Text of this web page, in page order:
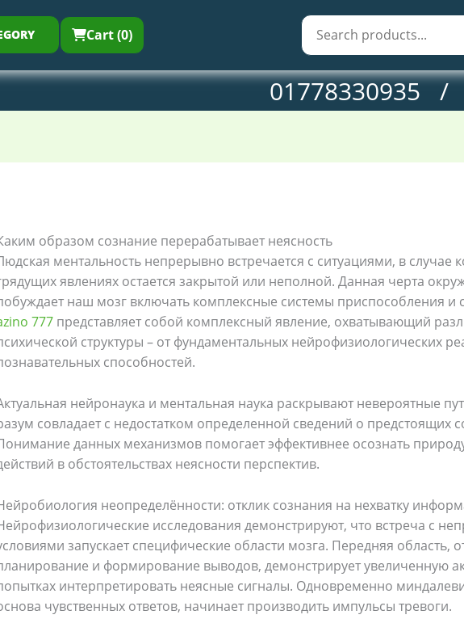
Cart (0)
01778330935 /
образом сознание перерабатывает неясность
ментальность непрерывно встречается с ситуациями, в случае
явлениях остается закрытой или неполной. Данная черта
наш мозг включать комплексные системы приспособления и
777представляет собой комплексный явление, охватывающий
структуры – от фундаментальных нейрофизиологических
способностей.
нейронаука и ментальная наука раскрывают невероятные
совладает с недостатком определенной сведений о предстоящих
данных механизмов помогает эффективнее осознать
в обстоятельствах неясности перспектив.
неопределённости: отклик сознания на нехватку
исследования демонстрируют, что встреча с
запускает специфические области мозга. Передняя область,
и формирование выводов, демонстрирует увеличенную
интерпретировать неясные сигналы. Одновременно
чувственных ответов, начинает производить импульсы тревоги.